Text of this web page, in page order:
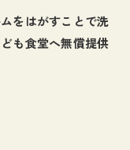
をはがすことで洗
も食堂へ無償提供